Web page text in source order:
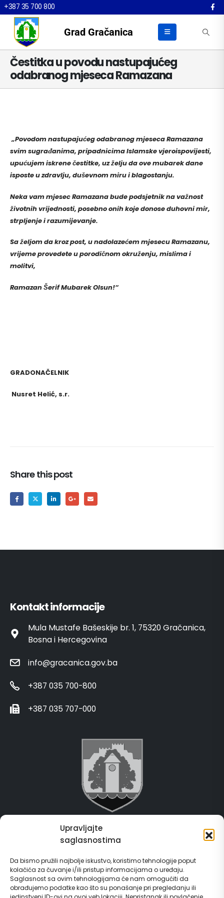
Upravljajte
saglasnostima
Da bismo pružili najbolje iskustvo, koristimo tehnologije poput
kolačića za čuvanje i/ili pristup informacijama o uređaju.
Saglasnost sa ovim tehnologijama će nam omogućiti da
obrađujemo podatke kao što su ponašanje pri pregledanju ili
+387 35 700 800
Grad Gračanica
Čestitka u povodu nastupajućeg
odabranog mjeseca Ramazana
„Povodom nastupajućeg odabranog mjeseca Ramazana
svim sugrađanima, pripadnicima Islamske vjeroispovijesti,
upućujem iskrene čestitke, uz želju da ove mubarek dane
isposte u zdravlju, duševnom miru i blagostanju.
Neka vam mjesec Ramazana bude podsjetnik na važnost
životnih vrijednosti, posebno onih koje donose duhovni mir,
strpljenje i razumijevanje.
Sa željom da kroz post, u nadolazećem mjesecu Ramazanu,
vrijeme provedete u porodičnom okruženju, mislima i
molitvi,
Ramazan Šerif Mubarek Olsun!“
GRADONAČELNIK
Nusret Helić, s.r.
Share this post
Kontakt informacije
Mula Mustafe Bašeskije br. 1, 75320 Gračanica,
Bosna i Hercegovina
info@gracanica.gov.ba
+387 035 700-800
+387 035 707-000
Grad Gračanica
E-Matičar